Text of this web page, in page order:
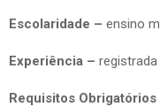
Escolaridade – ensino
Experiência – registrada
Requisitos Obrigatórios